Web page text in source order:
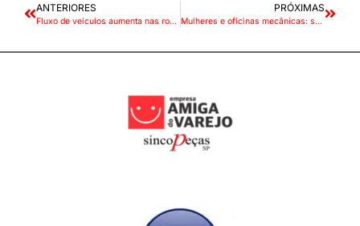
ANTERIORES
Fluxo de veículos aumenta nas rodovias de São Paulo e Rio de Janeiro
PRÓXIMAS
Mulheres e oficinas mecânicas: seu negócio está preparado para recebê-las?